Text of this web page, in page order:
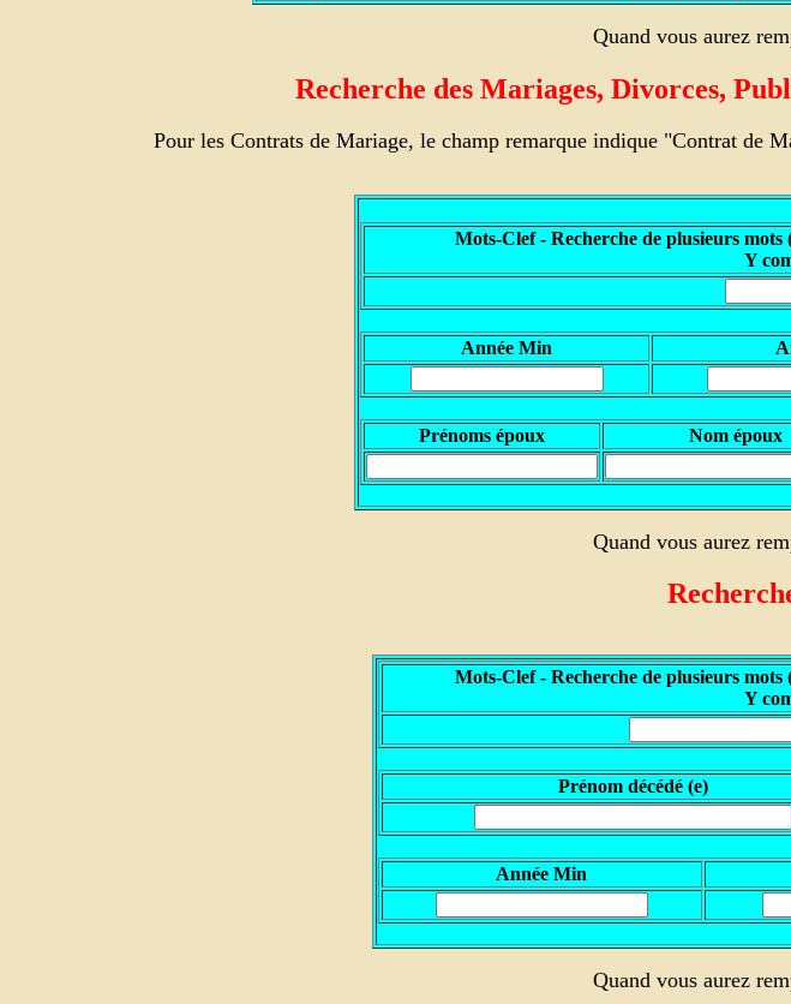
Quand vous aurez
Recherche des Mariages, Divorces,
Pour les Contrats de Mariage, le champ remarque indique "Contrat de
Mots-Clef - Recherche de plusieurs
Y
Année Min
Prénoms époux Nom époux
Quand vous aurez
Mots-Clef - Recherche de plusieurs
Y
Prénom décédé (e)
Année Min
Quand vous aurez